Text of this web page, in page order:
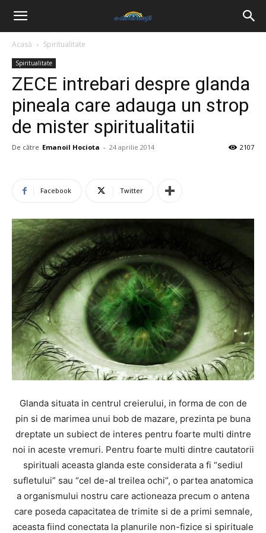
Acasă Spiritualitate
Spiritualitate
ZECE intrebari despre glanda
pineala care adauga un strop
de mister spiritualitatii
De către Emanoil Hociota - 24 aprilie 2014 2107
Facebook Twitter
Glanda situata in centrul creierului, in forma de con de
pin si de marimea unui bob de mazare, prezinta pe buna
dreptate un subiect de interes pentru foarte multi dintre
noi in aceste vremuri. Pentru foarte multi dintre cautatorii
spirituali aceasta glanda este considerata a fi “sediul
sufletului” sau “cel de-al treilea ochi”, o partea anatomica
a organismului nostru care actioneaza precum o antena
care poseda capacitatea de trimite si de a primi semnale,
aceasta fiind conectata la planurile non-fizice si spirituale